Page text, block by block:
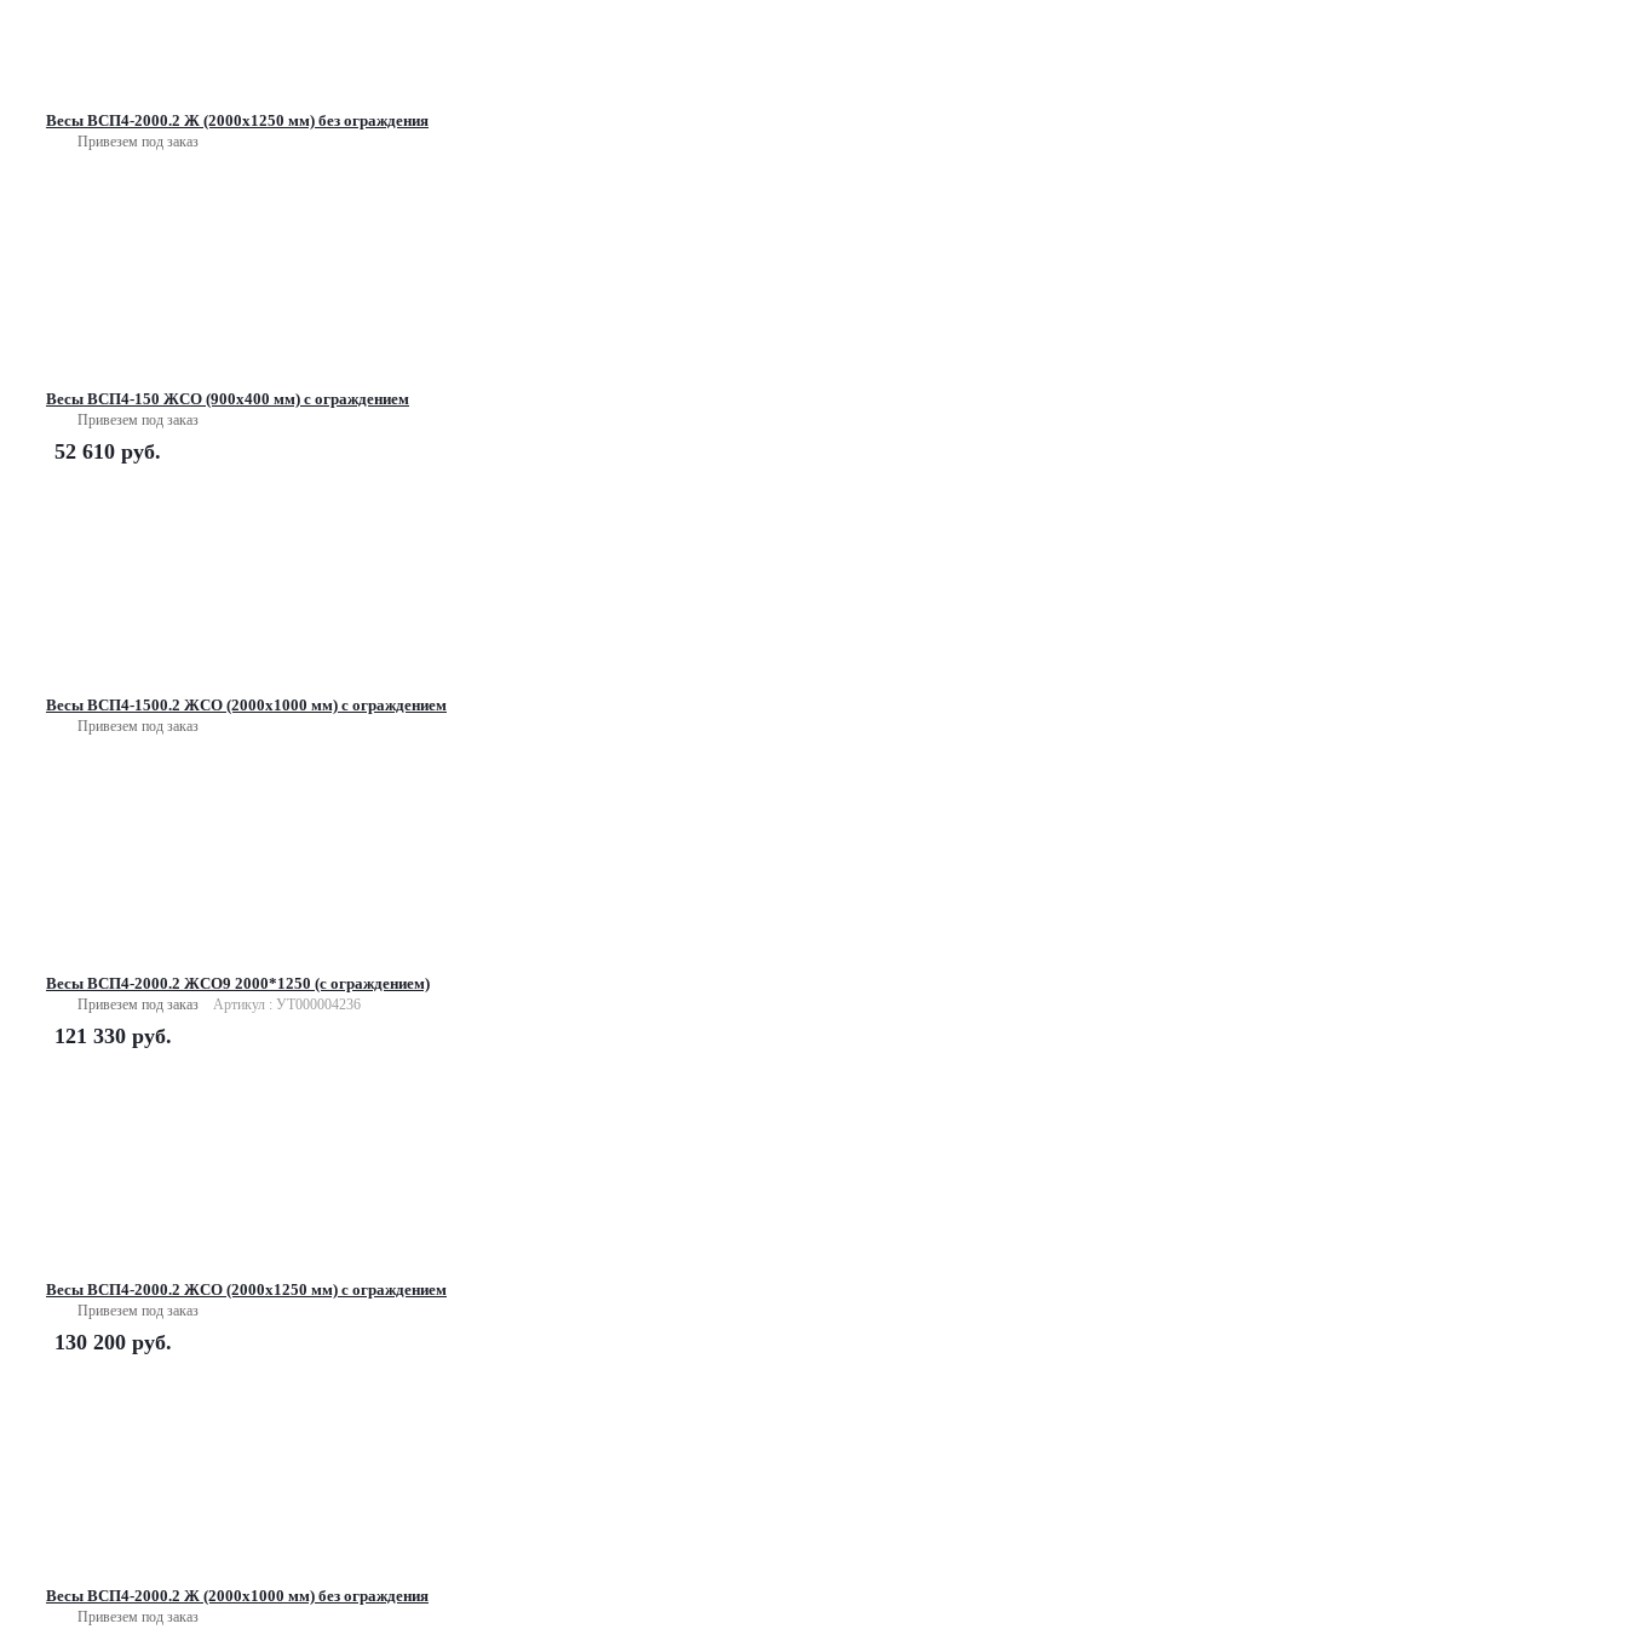
Весы ВСП4-2000.2 Ж (2000х1250 мм) без ограждения
Привезем под заказ
Весы ВСП4-150 ЖСО (900х400 мм) с ограждением
Привезем под заказ
52 610 руб.
Весы ВСП4-1500.2 ЖСО (2000х1000 мм) с ограждением
Привезем под заказ
Весы ВСП4-2000.2 ЖСО9 2000*1250 (с ограждением)
Привезем под заказ Артикул : УТ000004236
121 330 руб.
Весы ВСП4-2000.2 ЖСО (2000х1250 мм) с ограждением
Привезем под заказ
130 200 руб.
Весы ВСП4-2000.2 Ж (2000х1000 мм) без ограждения
Привезем под заказ